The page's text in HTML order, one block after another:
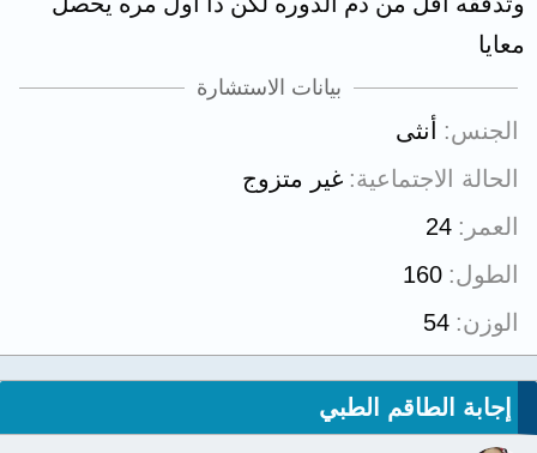
معايا
بيانات الاستشارة
الجنس
أنثى
الحالة الاجتماعية غير متزوج
العمر
24
الطول 160
الوزن 54
إجابة الطاقم الطبي